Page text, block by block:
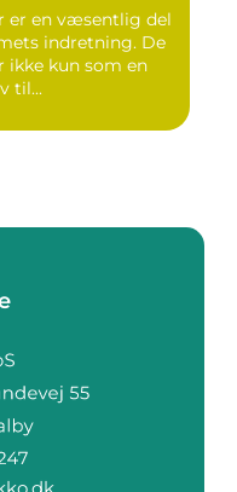
er en væsentlig del
indretning. De
ikke kun som en
til...